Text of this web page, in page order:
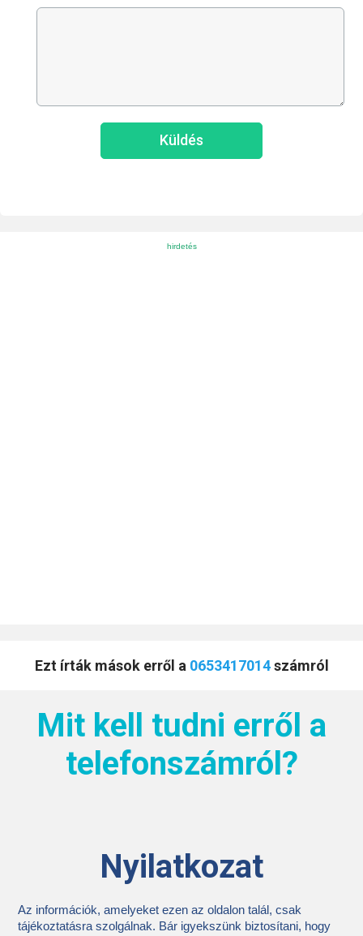
Küldés
Ezt írták mások erről a 0653417014számról
Mit kell tudni erről a
telefonszámról?
Nyilatkozat
Az információk, amelyeket ezen az oldalon talál, csak
tájékoztatásra szolgálnak. Bár igyekszünk biztosítani, hogy